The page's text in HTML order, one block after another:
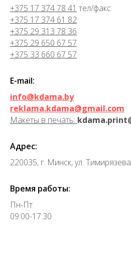
+375 17 374 78 41 тел/факс
+375 17 374 61 82
+375 29 313 78 36
+375 29 650 67 57
+375 33 660 67 57
E-mail:
info@kdama.by
reklama.kdama@gmail.com
Макеты в печать:
Адрес:
220035, г. Минск, ул.
Время работы:
Пн-Пт
09:00-17:30